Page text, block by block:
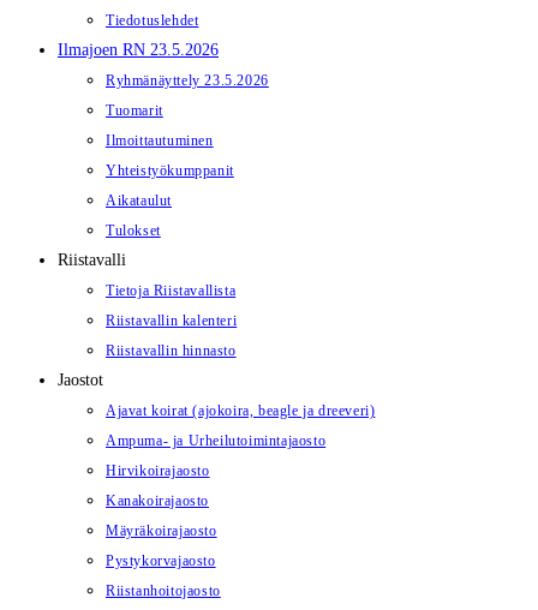
Tiedotuslehdet
Ilmajoen RN 23.5.2026
Ryhmänäyttely 23.5.2026
Tuomarit
Ilmoittautuminen
Yhteistyökumppanit
Aikataulut
Tulokset
Riistavalli
Tietoja Riistavallista
Riistavallin kalenteri
Riistavallin hinnasto
Jaostot
Ajavat koirat (ajokoira, beagle ja dreeveri)
Ampuma- ja Urheilutoimintajaosto
Hirvikoirajaosto
Kanakoirajaosto
Mäyräkoirajaosto
Pystykorvajaosto
Riistanhoitojaosto